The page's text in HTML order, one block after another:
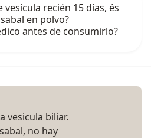
recién 15 días, és
en polvo?
antes de consumirlo?
vesicula biliar.
no hay